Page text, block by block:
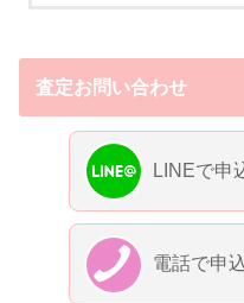
査定お問い合わせ
LINEで申
電話で申